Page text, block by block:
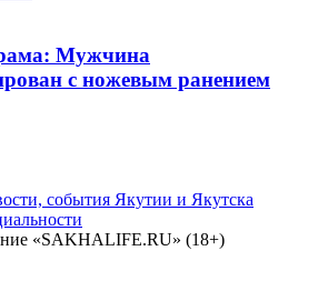
Мужчина
с ножевым ранением
«SAKHALIFE.RU» (18+)